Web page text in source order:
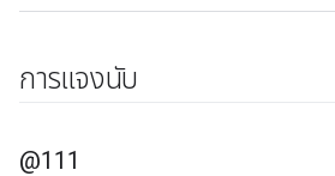
การแจงนับ
@111